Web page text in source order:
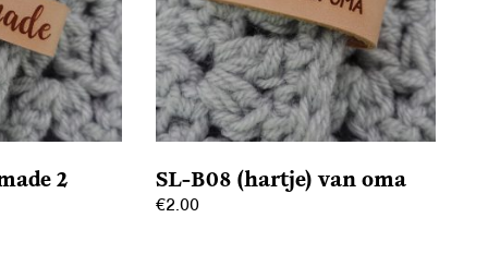
kan
gekozen
worden
op
de
2
SL-B08 (hartje) van oma
€2.00